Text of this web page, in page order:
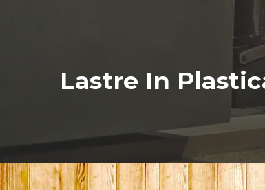
Lastre In